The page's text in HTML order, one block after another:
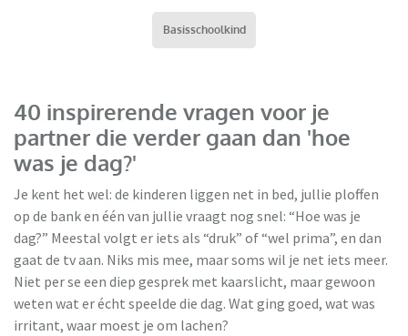
Basisschoolkind
40 inspirerende vragen voor je
partner die verder gaan dan 'hoe
was je dag?'
Je kent het wel: de kinderen liggen net in bed, jullie ploffen
op de bank en één van jullie vraagt nog snel: “Hoe was je
dag?” Meestal volgt er iets als “druk” of “wel prima”, en dan
gaat de tv aan. Niks mis mee, maar soms wil je net iets meer.
Niet per se een diep gesprek met kaarslicht, maar gewoon
weten wat er écht speelde die dag. Wat ging goed, wat was
irritant, waar moest je om lachen?